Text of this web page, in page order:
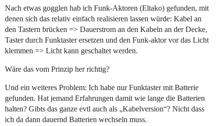
Nach etwas gogglen hab ich Funk-Aktoren (Eltako) gefunden, mit
denen sich das relativ einfach realisieren lassen würde: Kabel an
den Tastern brücken => Dauerstrom an den Kabeln an der Decke,
Taster durch Funktaster ersetzen und den Funk-aktor vor das Licht
klemmen => Licht kann geschaltet werden.
Wäre das vom Prinzip her richtig?
Und ein weiteres Problem: Ich habe nur Funktaster mit Batterie
gefunden. Hat jemand Erfahrungen damit wie lange die Batterien
halten? Gibts das ganze evtl auch als „Kabelversion“? Nicht dass
ich da dann dauernd Batterien wechseln muss.